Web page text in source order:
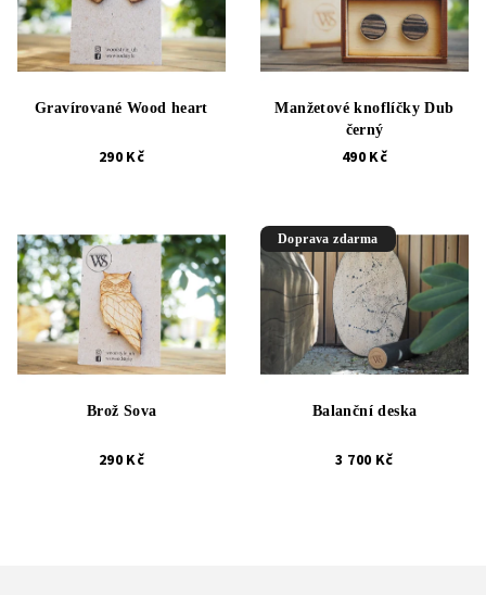
Gravírované Wood heart
290 Kč
Manžetové knoflíčky Dub
černý
490 Kč
Brož Sova
290 Kč
Doprava zdarma
Balanční deska
3 700 Kč